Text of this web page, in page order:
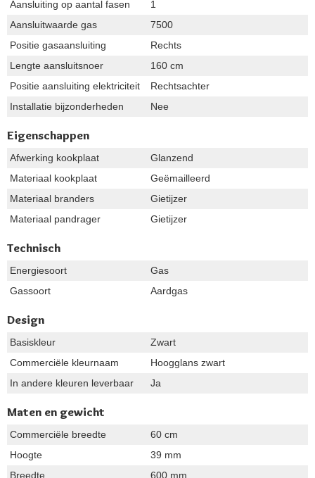
Aansluiting op aantal fasen
1
Aansluitwaarde gas
7500
Positie gasaansluiting
Rechts
Lengte aansluitsnoer
160 cm
Positie aansluiting elektriciteit
Rechtsachter
Installatie bijzonderheden
Nee
Eigenschappen
Afwerking kookplaat
Glanzend
Materiaal kookplaat
Geëmailleerd
Materiaal branders
Gietijzer
Materiaal pandrager
Gietijzer
Technisch
Energiesoort
Gas
Gassoort
Aardgas
Design
Basiskleur
Zwart
Commerciële kleurnaam
Hoogglans zwart
In andere kleuren leverbaar
Ja
Maten en gewicht
Commerciële breedte
60 cm
Hoogte
39 mm
Breedte
600 mm